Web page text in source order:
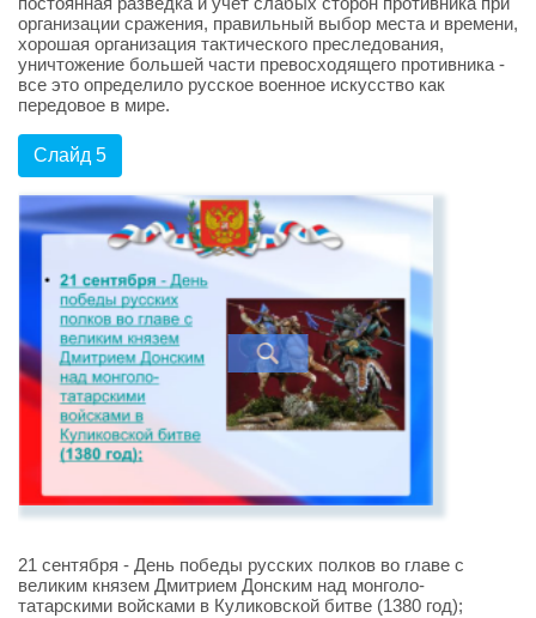
организации сражения, правильный выбор места и времени,
хорошая организация тактического преследования,
уничтожение большей части превосходящего противника -
все это определило русское военное искусство как
передовое в мире.
Слайд 5
21 сентября - День победы русских полков во главе с
великим князем Дмитрием Донским над монголо-
татарскими войсками в Куликовской битве (1380 год);